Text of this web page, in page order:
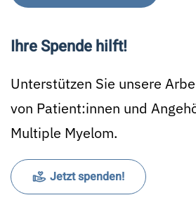
Ihre Spende hilft!
Unterstützen Sie unsere
von Patient:innen und
Multiple Myelom.
Jetzt spenden!